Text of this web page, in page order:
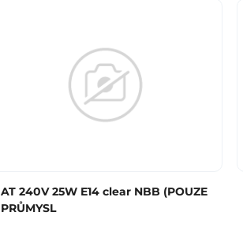
AT 240V 25W E14 clear NBB (POUZE
PRŮMYSL